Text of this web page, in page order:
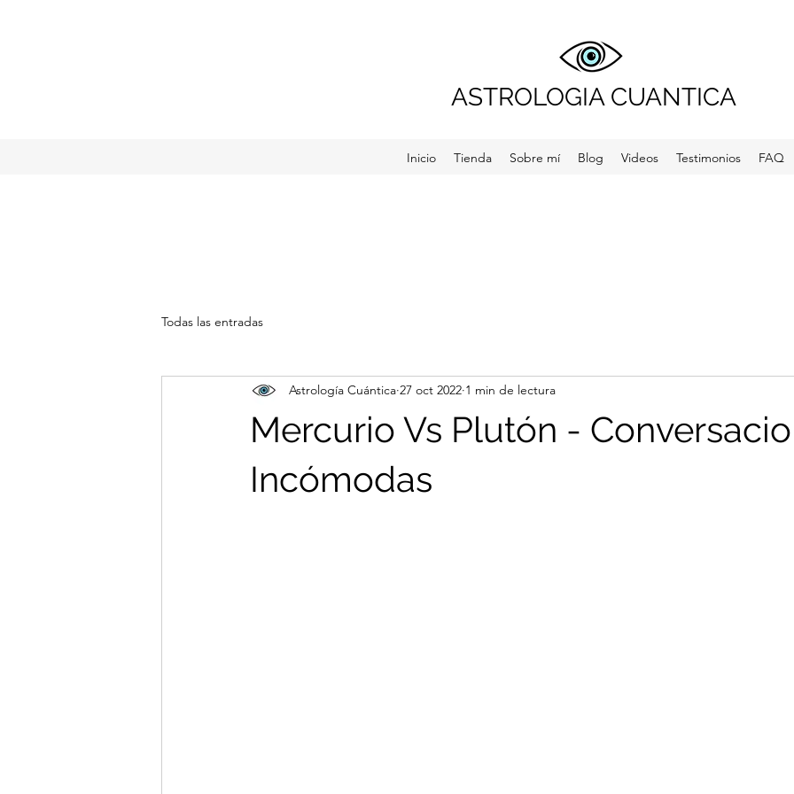
ASTROLOGIA CUANTICA
Inicio Tienda Sobre mí Blog Videos Testimonios FAQ
Todas las entradas
Mercurio Vs Plutón -
Incómodas
Astrología Cuántica 27 oct 2022 1 min de lectura